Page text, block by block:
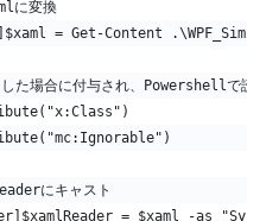
に変換
= Get-Content
場合に付与され、Powershellで読み
にキャスト
= $xaml -as